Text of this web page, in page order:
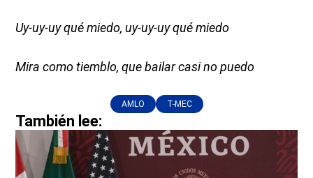
Uy-uy-uy qué miedo, uy-uy-uy qué miedo
Mira como tiemblo, que bailar casi no puedo
AMLO T-MEC
También lee: